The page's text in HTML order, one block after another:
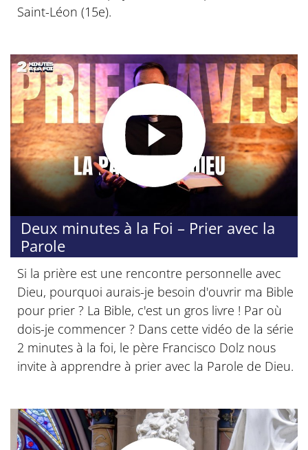
Saint-Léon (15e).
Deux minutes à la Foi – Prier avec la
Parole
Si la prière est une rencontre personnelle avec
Dieu, pourquoi aurais-je besoin d'ouvrir ma Bible
pour prier ? La Bible, c'est un gros livre ! Par où
dois-je commencer ? Dans cette vidéo de la série
2 minutes à la foi, le père Francisco Dolz nous
invite à apprendre à prier avec la Parole de Dieu.